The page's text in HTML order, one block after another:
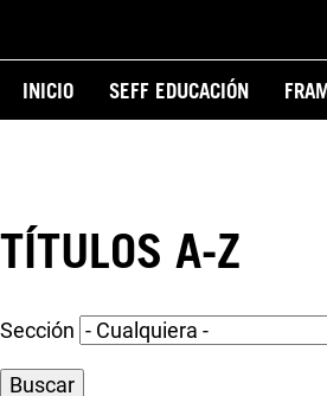
principal
Main
INICIO SEFF EDUCACIÓN
TÍTULOS A-Z
Sección